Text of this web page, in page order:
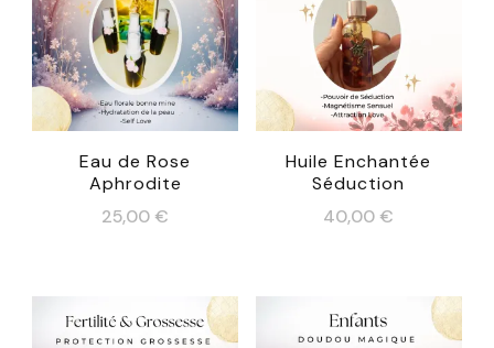
Eau de Rose
Aphrodite
25,00 €
Huile Enchantée
Séduction
40,00 €